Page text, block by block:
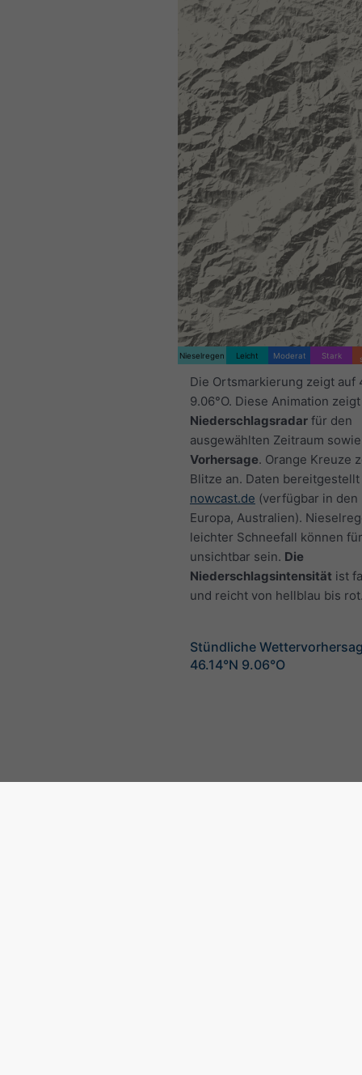
Nieselregen Leicht Moderat Stark
Die Ortsmarkierung zeigt auf
9.06°O. Diese Animation
Niederschlagsradar für den
ausgewählten Zeitraum
Vorhersage. Orange Kreuze
Blitze an. Daten
nowcast.de (verfügbar in den
Europa, Australien).
leichter Schneefall können
unsichtbar sein. Die
Niederschlagsintensität ist
und reicht von hellblau bis
Stündliche
46.14°N 9.06°O